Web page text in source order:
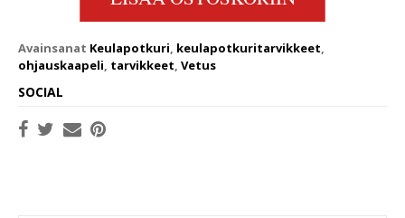
Avainsanat Keulapotkuri, keulapotkuritarvikkeet,
ohjauskaapeli, tarvikkeet, Vetus
SOCIAL